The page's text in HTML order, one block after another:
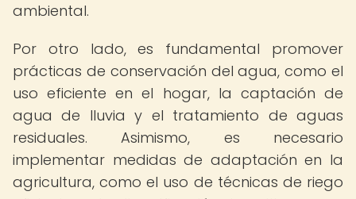
ambiental.
Por otro lado, es fundamental promover
prácticas de conservación del agua, como el
uso eficiente en el hogar, la captación de
agua de lluvia y el tratamiento de aguas
residuales. Asimismo, es necesario
implementar medidas de adaptación en la
agricultura, como el uso de técnicas de riego